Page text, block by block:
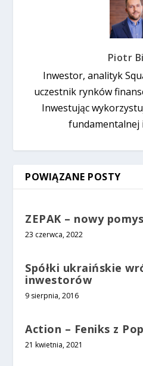
Piotr
Inwestor, analityk
uczestnik rynków
Inwestując
fundamentalnej
POWIĄZANE POSTY
ZEPAK – nowy
23 czerwca, 2022
Spółki ukraińskie
inwestorów
9 sierpnia, 2016
Action – Feniks z
21 kwietnia, 2021